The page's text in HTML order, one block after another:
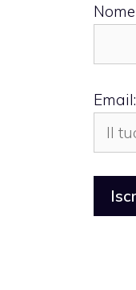
Nome
Email: